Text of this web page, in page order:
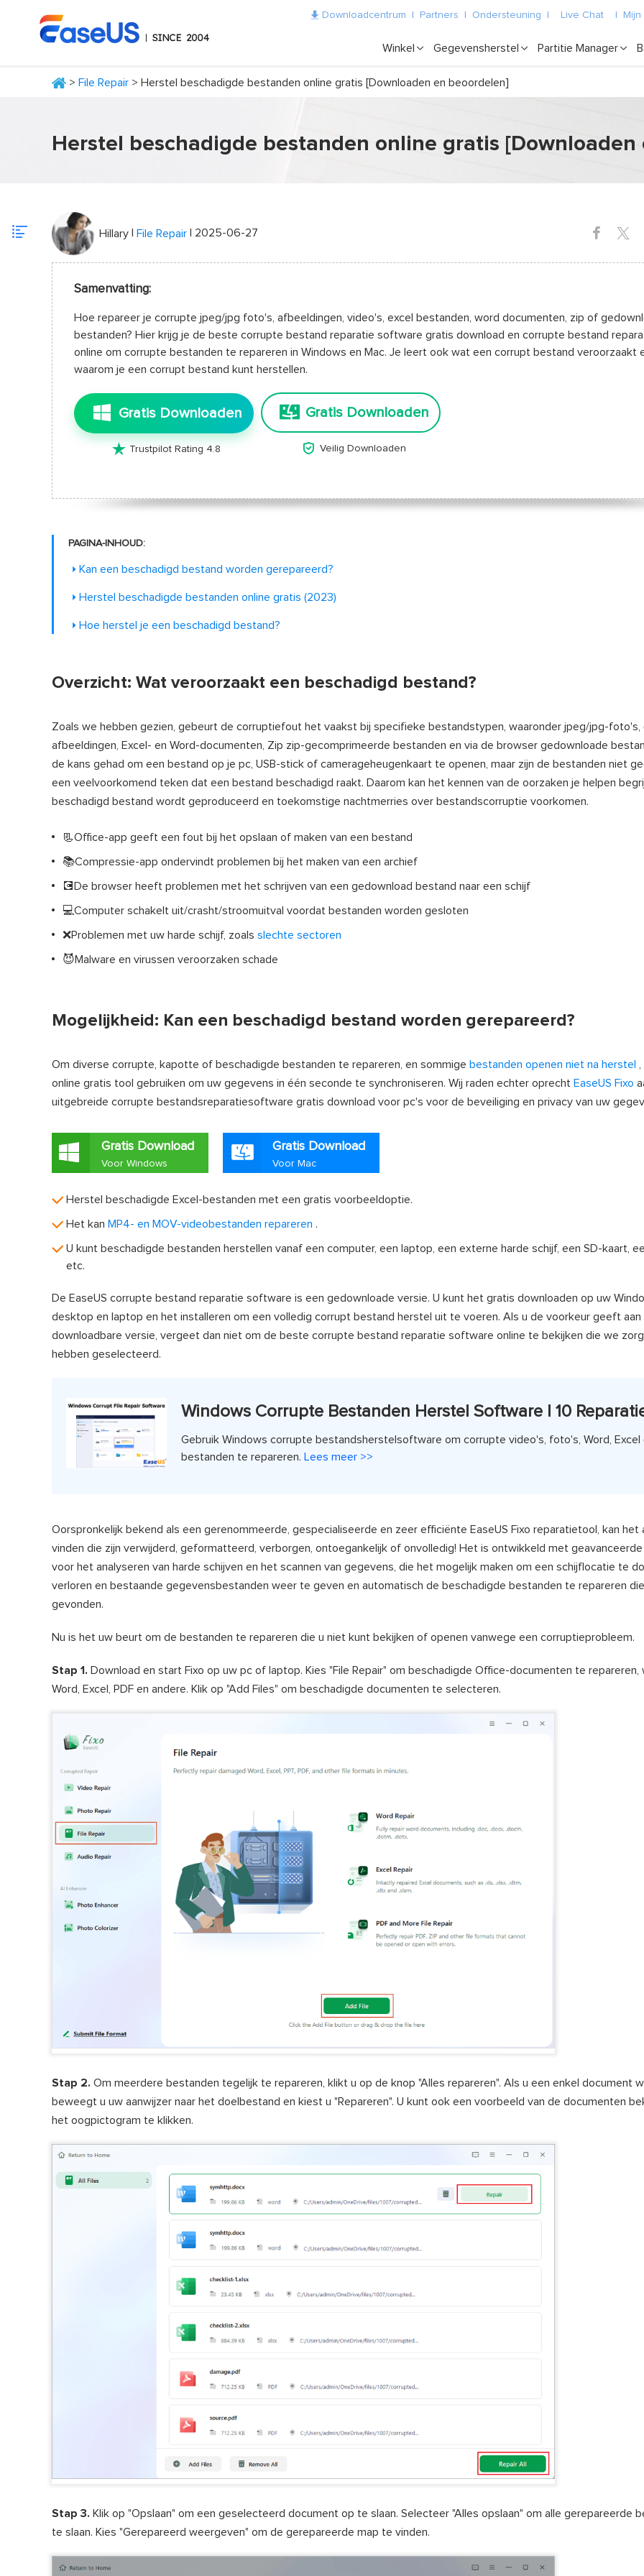
Downloadcentrum Partners Ondersteuning Live Chat
Winkel Gegevensherstel Partitie Manager
> File Repair > Herstel beschadigde bestanden online gratis [Downloaden en beoordelen]
Herstel beschadigde bestanden online gratis [Downloaden
Hillary File Repair | 2025-06-27
Samenvatting:
Hoe repareer je corrupte jpeg/jpg foto's, afbeeldingen, video's, excel bestanden, word documenten, zip of
bestanden? Hier krijg je de beste corrupte bestand reparatie software gratis download en corrupte bestand
online om corrupte bestanden te repareren in Windows en Mac. Je leert ook wat een corrupt bestand veroorzaakt
waarom je een corrupt bestand kunt herstellen.
Gratis Downloaden
 Trustpilot Rating 4.8
Gratis Downloaden
 Veilig Downloaden
PAGINA-INHOUD:
Kan een beschadigd bestand worden gerepareerd?
Herstel beschadigde bestanden online gratis (2023)
Hoe herstel je een beschadigd bestand?
Overzicht: Wat veroorzaakt een beschadigd bestand?
Zoals we hebben gezien, gebeurt de corruptiefout het vaakst bij specifieke bestandstypen, waaronder jpeg/jpg-foto's,
afbeeldingen, Excel- en Word-documenten, Zip zip-gecomprimeerde bestanden en via de browser gedownloade
de kans gehad om een bestand op je pc, USB-stick of camerageheugenkaart te openen, maar zijn de bestanden niet
een veelvoorkomend teken dat een bestand beschadigd raakt. Daarom kan het kennen van de oorzaken je helpen
beschadigd bestand wordt geproduceerd en toekomstige nachtmerries over bestandscorruptie voorkomen.
📃Office-app geeft een fout bij het opslaan of maken van een bestand
📚Compressie-app ondervindt problemen bij het maken van een archief
💽De browser heeft problemen met het schrijven van een gedownload bestand naar een schijf
💻Computer schakelt uit/crasht/stroomuitval voordat bestanden worden gesloten
❌Problemen met uw harde schijf, zoals slechte sectoren
😈Malware en virussen veroorzaken schade
Mogelijkheid: Kan een beschadigd bestand worden gerepareerd?
Om diverse corrupte, kapotte of beschadigde bestanden te repareren, en sommige bestanden openen niet na herstel
online gratis tool gebruiken om uw gegevens in één seconde te synchroniseren. Wij raden echter oprecht EaseUS Fixo
uitgebreide corrupte bestandsreparatiesoftware gratis download voor pc's voor de beveiliging en privacy van uw
Gratis Download
Voor Windows
Gratis Download
Voor Mac
Herstel beschadigde Excel-bestanden met een gratis voorbeeldoptie.
Het kan MP4- en MOV-videobestanden repareren .
U kunt beschadigde bestanden herstellen vanaf een computer, een laptop, een externe harde schijf, een SD-kaart,
etc.
De EaseUS corrupte bestand reparatie software is een gedownloade versie. U kunt het gratis downloaden op uw
desktop en laptop en het installeren om een volledig corrupt bestand herstel uit te voeren. Als u de voorkeur geeft aan
downloadbare versie, vergeet dan niet om de beste corrupte bestand reparatie software online te bekijken die we
hebben geselecteerd.
Windows Corrupte Bestanden Herstel Software | 10
Gebruik Windows corrupte bestandsherstelsoftware om corrupte video's, foto's, Word, Excel
bestanden te repareren. Lees meer >>
Oorspronkelijk bekend als een gerenommeerde, gespecialiseerde en zeer efficiënte EaseUS Fixo reparatietool, kan het
vinden die zijn verwijderd, geformatteerd, verborgen, ontoegankelijk of onvolledig! Het is ontwikkeld met
voor het analyseren van harde schijven en het scannen van gegevens, die het mogelijk maken om een schijflocatie te
verloren en bestaande gegevensbestanden weer te geven en automatisch de beschadigde bestanden te repareren
gevonden.
Nu is het uw beurt om de bestanden te repareren die u niet kunt bekijken of openen vanwege een corruptieprobleem.
Stap 1. Download en start Fixo op uw pc of laptop. Kies "File Repair" om beschadigde Office-documenten te repareren,
Word, Excel, PDF en andere. Klik op "Add Files" om beschadigde documenten te selecteren.
Stap 2. Om meerdere bestanden tegelijk te repareren, klikt u op de knop "Alles repareren". Als u een enkel document
beweegt u uw aanwijzer naar het doelbestand en kiest u "Repareren". U kunt ook een voorbeeld van de documenten
het oogpictogram te klikken.
Stap 3. Klik op "Opslaan" om een geselecteerd document op te slaan. Selecteer "Alles opslaan" om alle gerepareerde
te slaan. Kies "Gerepareerd weergeven" om de gerepareerde map te vinden.